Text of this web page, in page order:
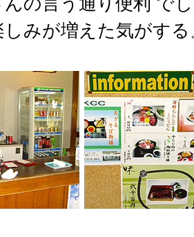
みが増えた気がす